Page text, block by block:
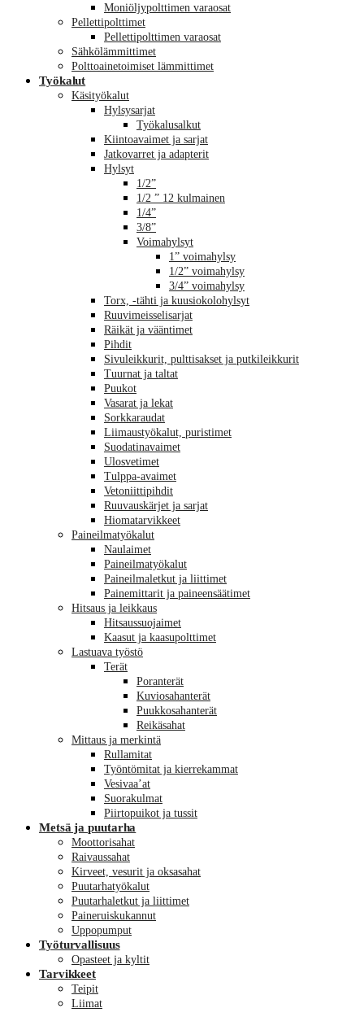
Moniöljypolttimen varaosat
Pellettipolttimet
Pellettipolttimen varaosat
Sähkölämmittimet
Polttoainetoimiset lämmittimet
Työkalut
Käsityökalut
Hylsysarjat
Työkalusalkut
Kiintoavaimet ja sarjat
Jatkovarret ja adapterit
Hylsyt
1/2”
1/2 ” 12 kulmainen
1/4”
3/8”
Voimahylsyt
1” voimahylsy
1/2” voimahylsy
3/4” voimahylsy
Torx, -tähti ja kuusiokolohylsyt
Ruuvimeisselisarjat
Räikät ja vääntimet
Pihdit
Sivuleikkurit, pulttisakset ja putkileikkurit
Tuurnat ja taltat
Puukot
Vasarat ja lekat
Sorkkaraudat
Liimaustyökalut, puristimet
Suodatinavaimet
Ulosvetimet
Tulppa-avaimet
Vetoniittipihdit
Ruuvauskärjet ja sarjat
Hiomatarvikkeet
Paineilmatyökalut
Naulaimet
Paineilmatyökalut
Paineilmaletkut ja liittimet
Painemittarit ja paineensäätimet
Hitsaus ja leikkaus
Hitsaussuojaimet
Kaasut ja kaasupolttimet
Lastuava työstö
Terät
Poranterät
Kuviosahanterät
Puukkosahanterät
Reikäsahat
Mittaus ja merkintä
Rullamitat
Työntömitat ja kierrekammat
Vesivaa’at
Suorakulmat
Piirtopuikot ja tussit
Metsä ja puutarha
Moottorisahat
Raivaussahat
Kirveet, vesurit ja oksasahat
Puutarhatyökalut
Puutarhaletkut ja liittimet
Paineruiskukannut
Uppopumput
Työturvallisuus
Opasteet ja kyltit
Tarvikkeet
Teipit
Liimat